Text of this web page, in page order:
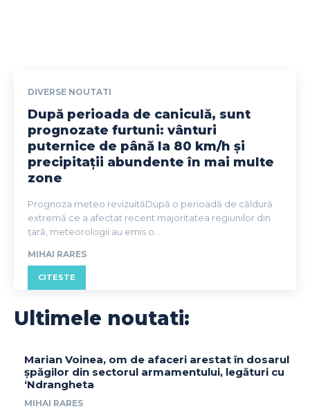
DIVERSE NOUTATI
După perioada de caniculă, sunt
prognozate furtuni: vânturi
puternice de până la 80 km/h și
precipitații abundente în mai multe
zone
Prognoza meteo revizuităDupă o perioadă de căldură
extremă ce a afectat recent majoritatea regiunilor din
țară, meteorologii au emis o...
MIHAI RARES
CITESTE
Ultimele noutati:
Marian Voinea, om de afaceri arestat în dosarul
șpăgilor din sectorul armamentului, legături cu
‘Ndrangheta
MIHAI RARES